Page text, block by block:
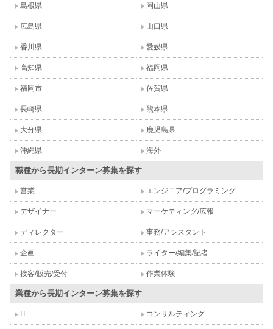
島根県 岡山県
広島県 山口県
香川県 愛媛県
高知県 福岡県
福岡市 佐賀県
長崎県 熊本県
大分県 鹿児島県
沖縄県 海外
職種から長期インターン募集を探す
営業 エンジニア/プログラミング
デザイナー マーケティング/広報
ディレクター 事務/アシスタント
企画 ライター/編集/記者
接客/販売/受付 作業体験
業種から長期インターン募集を探す
IT コンサルティング